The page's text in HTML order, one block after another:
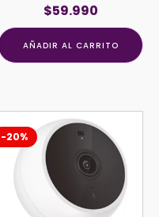
$59.990
AÑADIR AL CARRITO
-20%